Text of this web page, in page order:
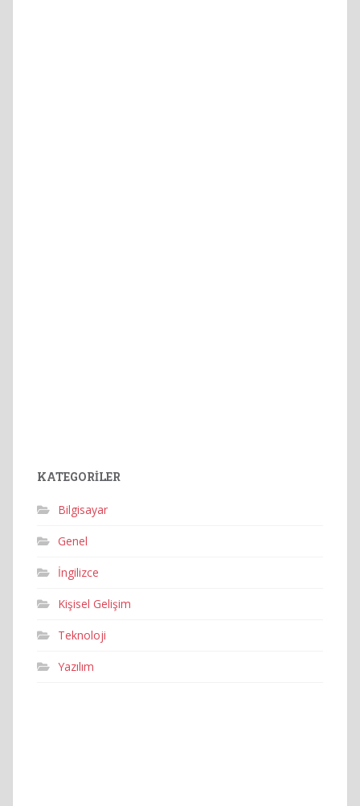
KATEGORILER
Bilgisayar
Genel
İngilizce
Kişisel Gelişim
Teknoloji
Yazılım